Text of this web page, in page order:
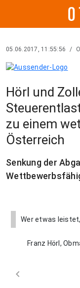
05.06.2017, 11:55:56 /
Hörl und
zu einem
Österreich
Senkung der
Wer etwas
Franz Hörl,
chevron_left